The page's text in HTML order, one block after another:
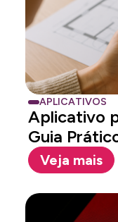
APLICATIVOS
Aplicativo
Guia
Veja mais